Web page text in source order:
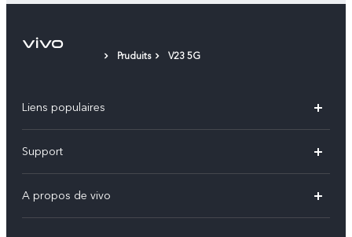
Pruduits V23 5G
Liens populaires
V21
Y33s
Support
Funtouch OS
A propos de vivo